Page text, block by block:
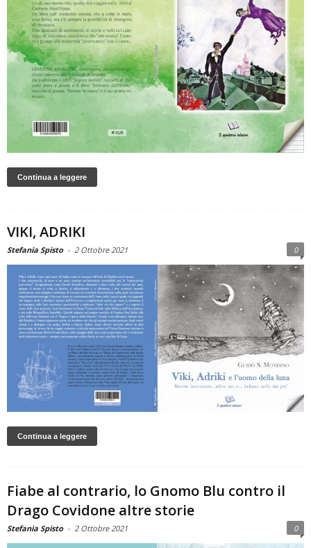
Continua a leggere
VIKI, ADRIKI
Stefania Spisto - 2 Ottobre 2021 0
Continua a leggere
Fiabe al contrario, lo Gnomo Blu contro il
Drago Covidone altre storie
Stefania Spisto - 2 Ottobre 2021 0